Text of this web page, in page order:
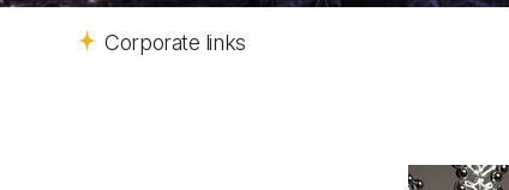
Corporate links